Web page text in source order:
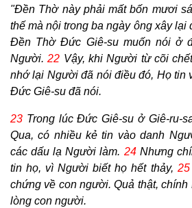
"Đền Thờ này phải mất bốn mươi
thế mà nội trong ba ngày ông xây lại
Đền Thờ Đức Giê-su muốn nói ở
Người.22 Vậy, khi Người từ cõi
nhớ lại Người đã nói điều đó, Họ tin
Đức Giê-su đã nói.
23 Trong lúc Đức Giê-su ở Giê-ru-
Qua, có nhiều kẻ tin vào danh
các dấu lạ Người làm. 24Nhưng
tin họ, vì Người biết họ hết thảy, 25
chứng về con người. Quả thật,
lòng con người.